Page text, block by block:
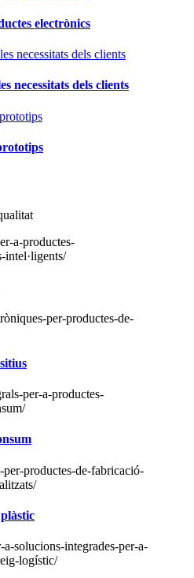
electrònics
necessitats dels clients